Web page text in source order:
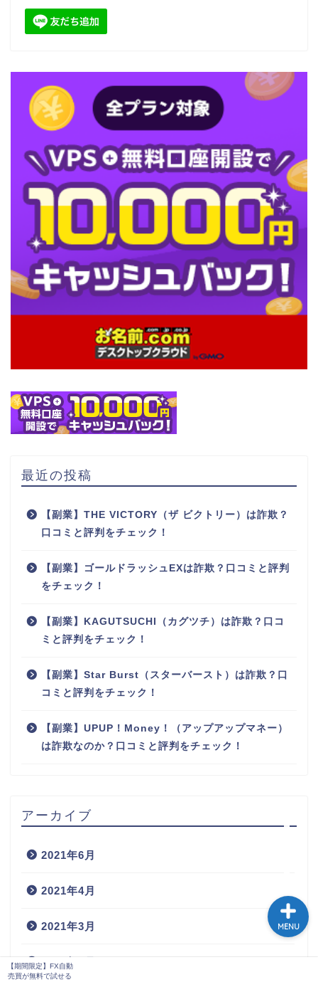
最近の投稿
【副業】THE VICTORY（ザ ビクトリー）は詐欺？
口コミと評判をチェック！
【副業】ゴールドラッシュEXは詐欺？口コミと評判
をチェック！
【副業】KAGUTSUCHI（カグツチ）は詐欺？口コ
ミと評判をチェック！
【副業】Star Burst（スターバースト）は詐欺？口
コミと評判をチェック！
【副業】UPUP！Money！（アップアップマネー）
は詐欺なのか？口コミと評判をチェック！
アーカイブ
2021年6月
2021年4月
2021年3月
2021年2月
【期間限定】FX自動
売買が無料で試せる
MENU
【期間限定】FX自動売買